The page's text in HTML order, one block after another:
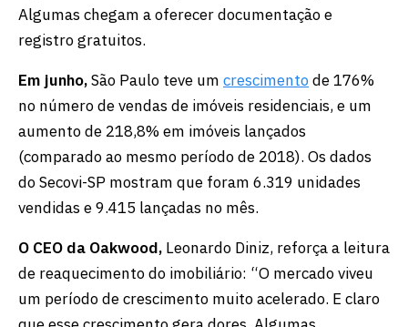
Algumas chegam a oferecer documentação e
registro gratuitos.
Em junho,São Paulo teve um crescimentode 176%
no número de vendas de imóveis residenciais, e um
aumento de 218,8% em imóveis lançados
(comparado ao mesmo período de 2018). Os dados
do Secovi-SP mostram que foram 6.319 unidades
vendidas e 9.415 lançadas no mês.
O CEO da Oakwood, Leonardo Diniz, reforça a leitura
de reaquecimento do imobiliário: “O mercado viveu
um período de crescimento muito acelerado. E claro